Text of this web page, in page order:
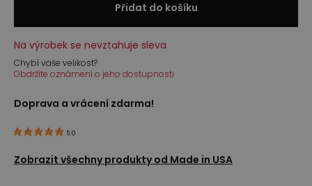
Přidat do košíku
Na výrobek se nevztahuje sleva
Chybí vaše velikost?
Obdržíte oznámení o jeho dostupnosti
Doprava a vrácení zdarma!
5.0
Zobrazit všechny produkty od Made in USA